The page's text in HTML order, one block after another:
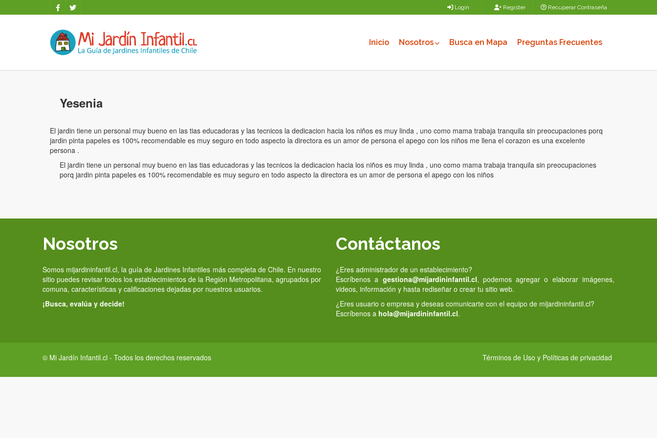
Login Register Recuperar Contraseña
Inicio Nosotros Busca en Mapa Preguntas Frecuentes
Yesenia
El jardin tiene un personal muy bueno en las tias educadoras y las tecnicos la dedicacion hacia los niños es muy linda , uno como mama trabaja tranquila sin preocupaciones porq
jardin pinta papeles es 100% recomendable es muy seguro en todo aspecto la directora es un amor de persona el apego con los niños me llena el corazon es una excelente
persona .
El jardin tiene un personal muy bueno en las tias educadoras y las tecnicos la dedicacion hacia los niños es muy linda , uno como mama trabaja tranquila sin preocupaciones
porq jardin pinta papeles es 100% recomendable es muy seguro en todo aspecto la directora es un amor de persona el apego con los niños
Nosotros
Somos mijardininfantil.cl, la guía de Jardines Infantiles más completa de Chile. En nuestro
sitio puedes revisar todos los establecimientos de la Región Metropolitana, agrupados por
comuna, características y calificaciones dejadas por nuestros usuarios.
¡Busca, evalúa y decide!
Contáctanos
¿Eres administrador de un establecimiento?
Escríbenos a gestiona@mijardininfantil.cl, podemos agregar o elaborar imágenes,
videos, información y hasta rediseñar o crear tu sitio web.
¿Eres usuario o empresa y deseas comunicarte con el equipo de mijardininfantil.cl?
Escríbenos a hola@mijardininfantil.cl.
© Mi Jardín Infantil.cl - Todos los derechos reservados Términos de Uso y Políticas de privacidad